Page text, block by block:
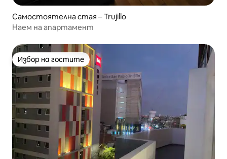
Самостоятелна стая – Trujillo
Наем на апартамент
Избор на гостите
Избор на гостите